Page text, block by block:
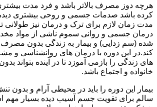
هرچه دوز مصرف بالاتر باشد و فرد مدت
کرده باشد صدمات جسمی و روحی بیشتری دیده
مدت زمان لازم برای ترک و درمان نیز
درمان جسمی و روانی سموم ناشی از مواد
شده (سم زدایی) و بیمار به زندگی بدون
کند.در این دوره با درمان های روانشناسی و
های زندگی را بازمی آموزد تا در آینده بتواند
خانواده و اجتماع باشد.
بیمار این دوره را باید در محیطی آرام و بدون
سالم برای تقویت جسم آسیب دیده بسیار مهم